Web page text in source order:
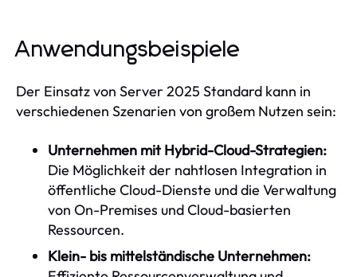
Anwendungsbeispiele
Der Einsatz von Server 2025 Standard kann in
verschiedenen Szenarien von großem Nutzen sein:
Unternehmen mit Hybrid-Cloud-Strategien:
Die Möglichkeit der nahtlosen Integration in
öffentliche Cloud-Dienste und die Verwaltung
von On-Premises und Cloud-basierten
Ressourcen.
Klein- bis mittelständische Unternehmen: